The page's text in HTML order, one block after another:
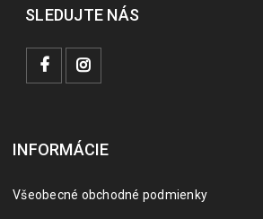
SLEDUJTE NÁS
INFORMÁCIE
Všeobecné obchodné podmienky